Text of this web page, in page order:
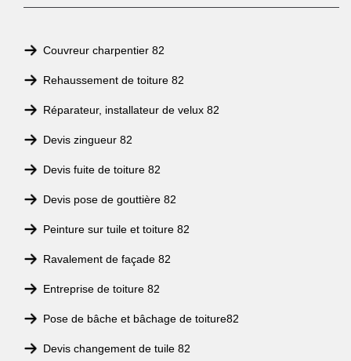
Couvreur charpentier 82
Rehaussement de toiture 82
Réparateur, installateur de velux 82
Devis zingueur 82
Devis fuite de toiture 82
Devis pose de gouttière 82
Peinture sur tuile et toiture 82
Ravalement de façade 82
Entreprise de toiture 82
Pose de bâche et bâchage de toiture82
Devis changement de tuile 82